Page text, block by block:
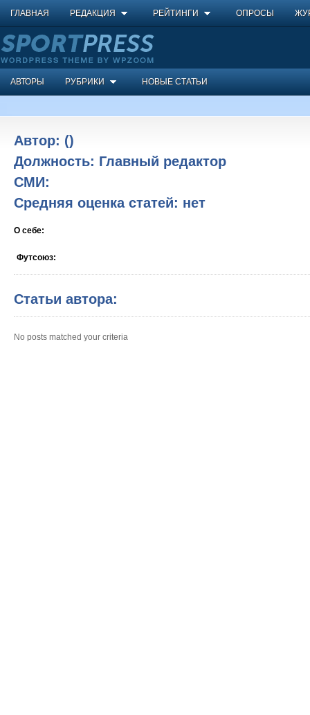
ГЛАВНАЯ РЕДАКЦИЯ РЕЙТИНГИ ОПРОСЫ
АВТОРЫ РУБРИКИ НОВЫЕ СТАТЬИ
Автор: ()
Должность: Главный редактор
СМИ:
Средняя оценка статей: нет
О себе:
Футсоюз:
Статьи автора:
No posts matched your criteria